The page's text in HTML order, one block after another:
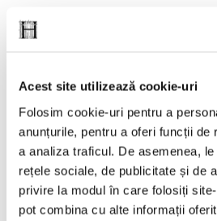
Acest site utilizează cookie-uri
Folosim cookie-uri pentru a
anunțurile, pentru a oferi funcții de
a analiza traficul. De asemenea,
rețele sociale, de publicitate și de
privire la modul în care folosiți
pot combina cu alte informații
Regatul